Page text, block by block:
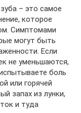
– это самое
которое
Симптомами
могут быть
Если
не уменьшаются,
боль
или горячей
запах из лунки,
и туда